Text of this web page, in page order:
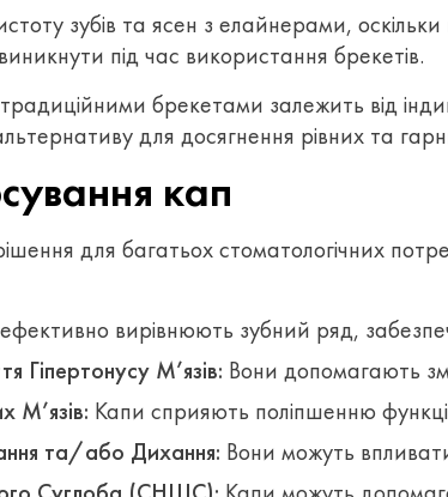
зубів та ясен з елайнерами,
під час використання брекетів.
брекетами залежить від
для досягнення рівних та
кап
для багатьох стоматологічних
вирівнюють зубний ряд,
Гіпертонусу М’язів: Вони допомагають
М’язів: Капи сприяють поліпшенню
та/або Дихання: Вони можуть